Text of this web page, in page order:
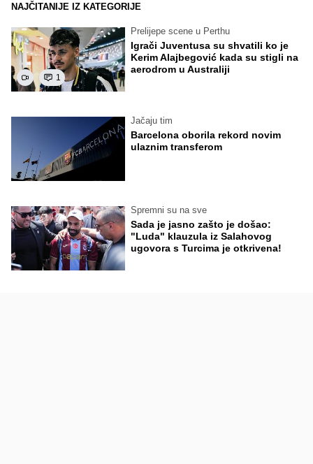
NAJČITANIJE IZ KATEGORIJE
1
Prelijepe scene u Perthu
Igrači Juventusa su shvatili ko je
Kerim Alajbegović kada su stigli na
aerodrom u Australiji
Jačaju tim
Barcelona oborila rekord novim
ulaznim transferom
Spremni su na sve
Sada je jasno zašto je došao:
"Luda" klauzula iz Salahovog
ugovora s Turcima je otkrivena!